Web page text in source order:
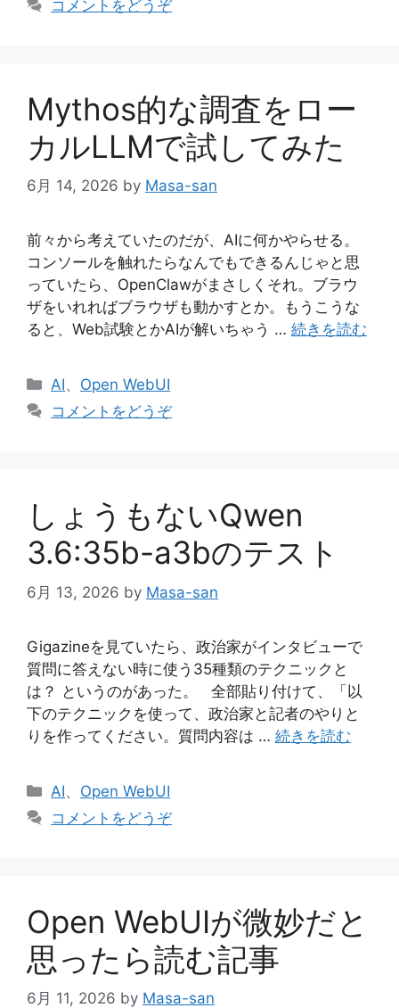
コメントをどうぞ
Mythos的な調査をロー
カルLLMで試してみた
6月 14, 2026 by Masa-san
前々から考えていたのだが、AIに何かやらせる。
コンソールを触れたらなんでもできるんじゃと思
っていたら、OpenClawがまさしくそれ。ブラウ
ザをいれればブラウザも動かすとか。もうこうな
ると、Web試験とかAIが解いちゃう … 続きを読む
カ
テ
AI、 Open WebUI
コメントをどうぞ
しょうもないQwen
3.6:35b-a3bのテスト
6月 13, 2026 by Masa-san
Gigazineを見ていたら、政治家がインタビューで
質問に答えない時に使う35種類のテクニックと
は？ というのがあった。 全部貼り付けて、「以
下のテクニックを使って、政治家と記者のやりと
りを作ってください。質問内容は … 続きを読む
カ
AI、 Open WebUI
コメントをどうぞ
Open WebUIが微妙だと
思ったら読む記事
6月 11, 2026 by Masa-san